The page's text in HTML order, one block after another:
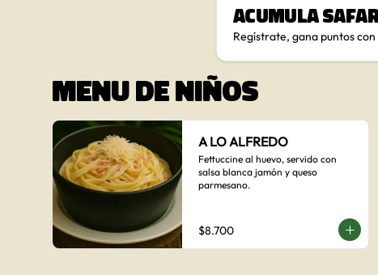
Acumula
Regístrate, gana puntos
MENU DE NIÑOS
A LO ALFREDO
Fettuccine al huevo, servido con
salsa blanca jamón y queso
parmesano.
$8.700